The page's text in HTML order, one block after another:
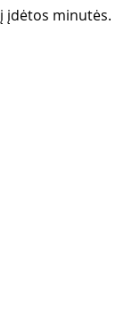
įdėtos minutės.